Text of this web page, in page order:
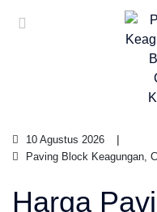
10 Agustus 2026
Paving Block Keagungan,
Harga